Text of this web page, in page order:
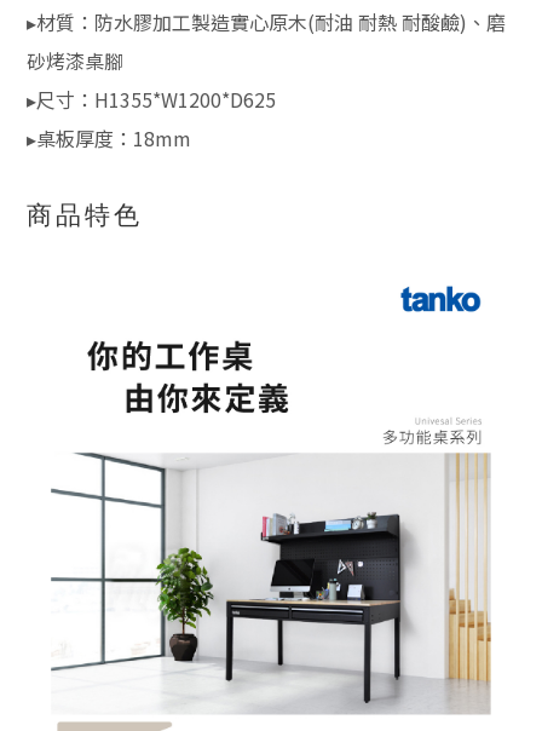
▸材質：防水膠加工製造實心原木(耐油 耐熱 耐酸鹼)、磨
砂烤漆桌腳
▸尺寸：H1355*W1200*D625
▸桌板厚度：18mm
商品特色